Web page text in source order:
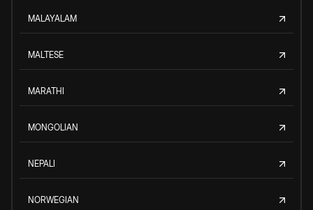
MALAYALAM
MALTESE
MARATHI
MONGOLIAN
NEPALI
NORWEGIAN